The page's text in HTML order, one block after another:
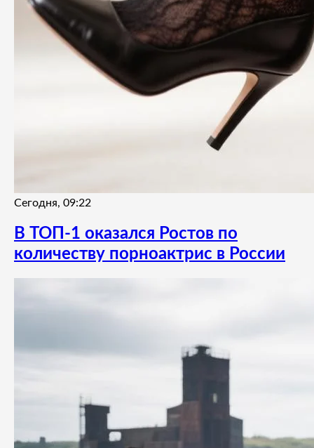
Сегодня, 09:22
В ТОП-1 оказался Ростов по
количеству порноактрис в России